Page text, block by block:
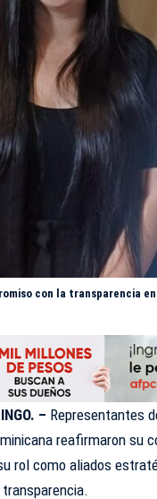
con la transparencia en
– Representantes
reafirmaron su
rol como aliados